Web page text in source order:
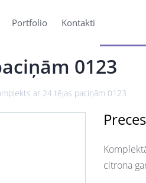
Portfolio Kontakti
0123
ar 24 tējas paciņām 0123
citrona